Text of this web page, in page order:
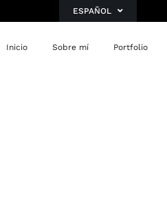
ESPAÑOL
Inicio Sobre mí Portfolio